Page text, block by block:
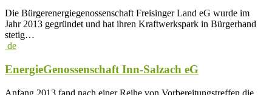
Die Bürgerenergiegenossenschaft Freisinger Land eG wurde im
Jahr 2013 gegründet und hat ihren Kraftwerkspark in Bürgerhand
stetig…
de
EnergieGenossenschaft Inn-Salzach eG
Anfang 2013 fand nach einer Reihe von Vorbereitungstreffen die